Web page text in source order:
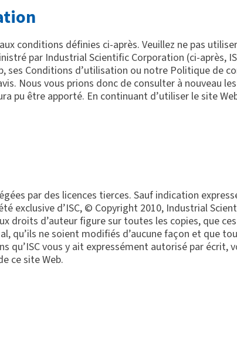
conditions définies ci-après. Veuillez ne pas
par Industrial Scientific Corporation (ci-après,
ses Conditions d’utilisation ou notre Politique de
Nous vous prions donc de consulter à nouveau
pu être apporté. En continuant d’utiliser le site
par des licences tierces. Sauf indication
exclusive d’ISC, © Copyright 2010, Industrial
droits d’auteur figure sur toutes les copies, que
qu’ils ne soient modifiés d’aucune façon et que
qu’ISC vous y ait expressément autorisé par
ce site Web.